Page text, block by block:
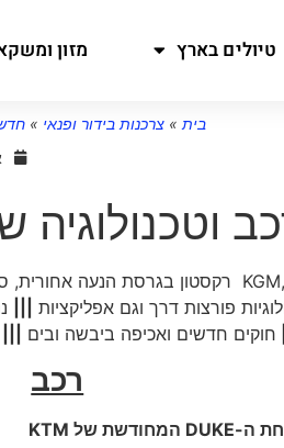
טיולים בארץ מזון
בית » צרכנות בידור ופנאי »
של
פורצות דרך וגם אפליקציות
חוקים חדשים ואכיפה ביבשה ובים
רכב
ה-DUKE המחודשת של KTM